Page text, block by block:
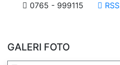
0765 - 999115
RSS
GALERI FOTO